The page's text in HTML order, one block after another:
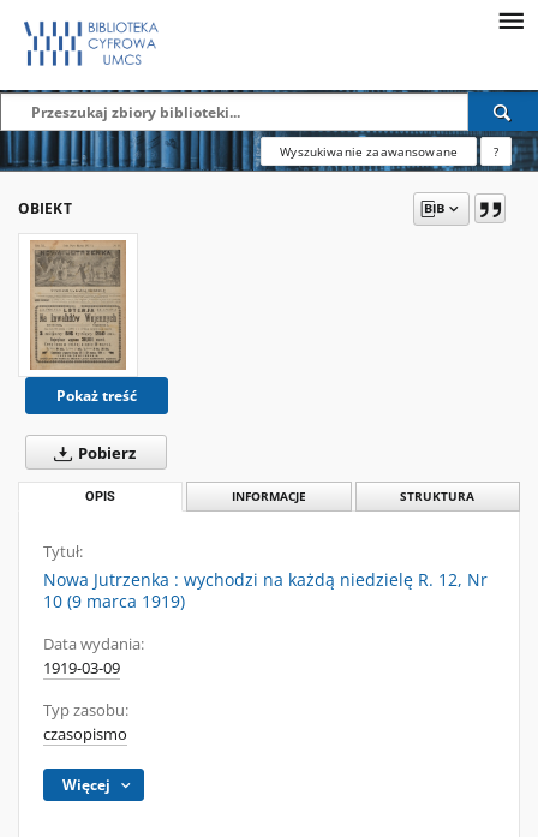
Wyszukiwanie zaawansowane ?
OBIEKT
Pokaż treść
Pobierz
OPIS INFORMACJE STRUKTURA
Tytuł:
Nowa Jutrzenka : wychodzi na każdą niedzielę R. 12, Nr
10 (9 marca 1919)
Data wydania:
1919-03-09
Typ zasobu:
czasopismo
Więcej